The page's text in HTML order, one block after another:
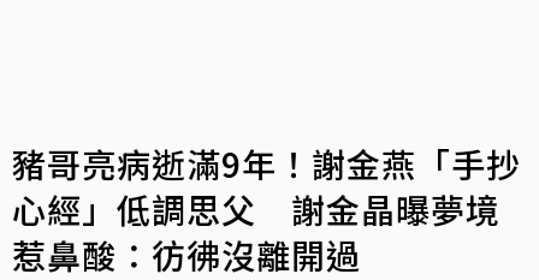
豬哥亮病逝滿9年！謝金燕「手抄
心經」低調思父 謝金晶曝夢境
惹鼻酸：彷彿沒離開過